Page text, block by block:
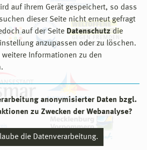
auf ihrem Gerät gespeichert, so dass
dieser Seite nicht erneut gefragt
auf der Seite Datenschutz die
anzupassen oder zu löschen.
Informationen zu den
anonymisierter Daten bzgl.
zu Zwecken der Webanalyse?
die Datenverarbeitung.